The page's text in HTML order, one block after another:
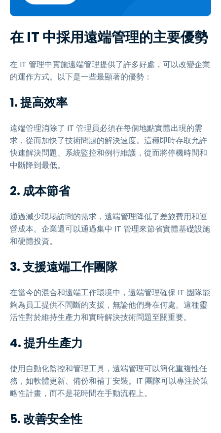
在 IT 中採用遠端管理的主要優勢
在 IT 管理中實施遠端管理提供了許多好處，可以改變企業
的運作方式。以下是一些最顯著的優勢：
1. 提高效率
遠端管理消除了 IT 管理員必須在每個地點實體出現的需
求，從而加快了技術問題的解決速度。這種即時存取允許
快速解決問題、系統監控和例行維護，從而將停機時間和
中斷降到最低。
2. 成本節省
通過減少現場訪問的需求，遠端管理降低了差旅費用和運
營成本。企業還可以通過集中 IT 管理來節省實體基礎設施
和硬體投資。
3. 支援遠端工作團隊
在當今的混合和遠端工作環境中，遠端管理確保 IT 團隊能
夠為員工提供不間斷的支援，無論他們身在何處。這種靈
活性對於維持生產力和實時解決技術問題至關重要。
4. 提升生產力
使用自動化監控和管理工具，遠端管理可以簡化重複性任
務，如軟體更新、備份和補丁安裝。IT 團隊可以專注於策
略性計畫，而不是花時間在手動流程上。
5. 改善安全性